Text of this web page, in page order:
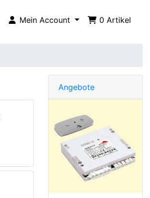
Mein Account 0 Artikel
Angebote